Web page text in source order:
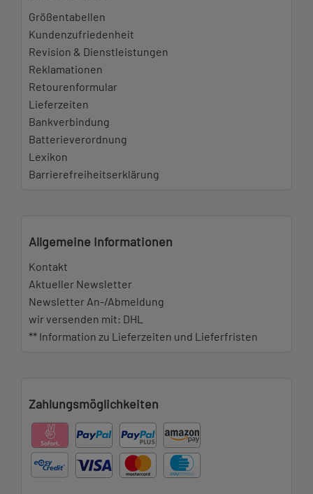
Größentabellen
Kundenzufriedenheit
Revision & Dienstleistungen
Reklamationen
Retourenformular
Lieferzeiten
Bankverbindung
Batterieverordnung
Lexikon
Barrierefreiheitserklärung
Allgemeine Informationen
Kontakt
Aktueller Newsletter
Newsletter An-/Abmeldung
wir versenden mit: DHL
** Information zu Lieferzeiten und Lieferfristen
Zahlungsmöglichkeiten